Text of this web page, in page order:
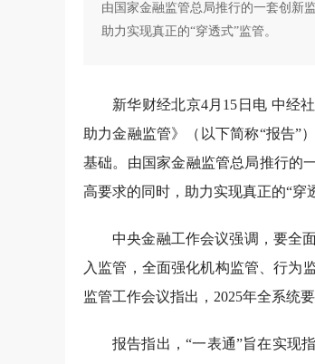
由国家金融监管总局推行的一套创新
助力实现真正的“穿透式”监管。
新华财经北京4月15日电 中经
助力金融监管》（以下简称“报告”
基础。由国家金融监管总局推行的
高要求的同时，助力实现真正的“穿
中央金融工作会议强调，要全
入监管，全面强化机构监管、行为
监管工作会议指出，2025年全系统
报告指出，“一表通”旨在实现